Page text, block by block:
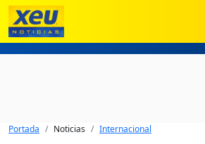
Portada Noticias Internacional